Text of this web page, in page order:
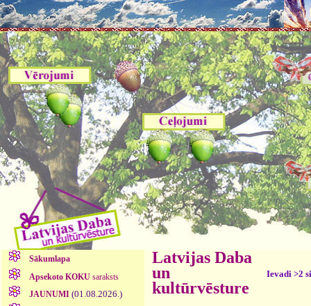
Sākumlapa
Apsekoto KOKUsaraksts
JAUNUMI (01.08.2026.)
Latvijas Daba
un
kultūrvēsture
Ievadi >2